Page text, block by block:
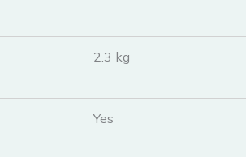
‎2.3 kg
‎Yes